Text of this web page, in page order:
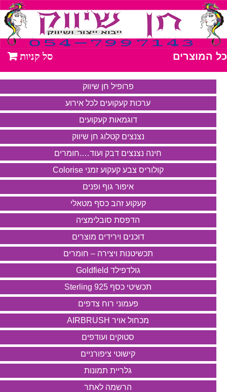
כל המוצרים
פרופיל חן שיווק
ערכות קעקועים לכל אירוע
דוגמאות קעקועים
נצנצים קטלוג חן שיווק
חינה נצנצים דבק ועוד….חומרים
קולוריס צבע קעקוע זמני Colorise
איפור גוף ופנים
קעקוע זהב כסף מטאלי
הדפסת סובלימציה
דוכנים וירידים מוצרים
תכשיטנות ויצירה – חומרים
גולדפילד Goldfield
תכשיטי כסף 925 Sterling
פעמוני רוח צדפים
מכחול אויר AIRBRUSH
סטוקים ועודפים
קישוטי ציפורניים
גלריית תמונות
הרשמה לאתר